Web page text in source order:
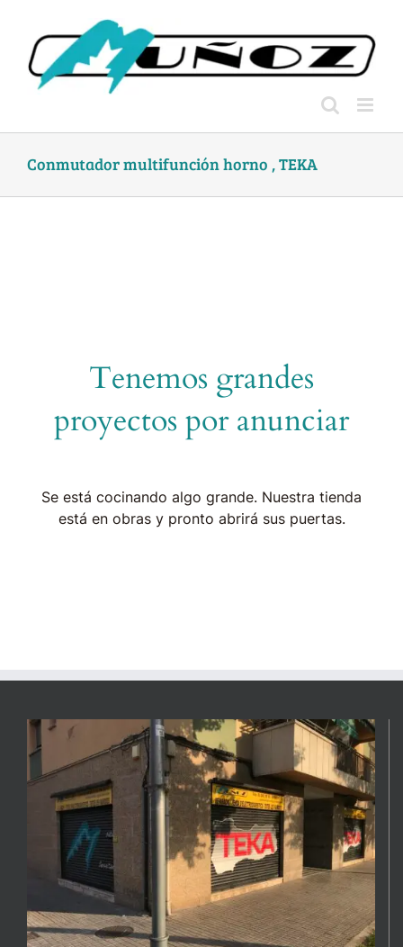
content
Conmutador multifunción horno , TEKA
Tenemos grandes
proyectos por anunciar
Se está cocinando algo grande. Nuestra tienda
está en obras y pronto abrirá sus puertas.